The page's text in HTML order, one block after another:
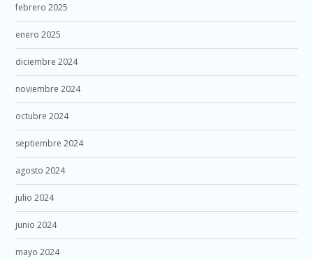
febrero 2025
enero 2025
diciembre 2024
noviembre 2024
octubre 2024
septiembre 2024
agosto 2024
julio 2024
junio 2024
mayo 2024